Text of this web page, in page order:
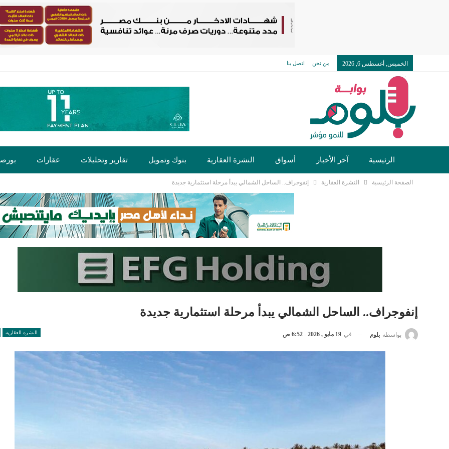
الخميس, أغسطس 6, 2026 من نحن اتصل بنا
الرئيسية آخر الأخبار أسواق النشرة العقارية بنوك وتمويل تقارير وتحليلات عقارات
تكنولوجيا وسيارات دولي مجتمع خدمات
الصفحة الرئيسية النشرة العقارية إنفوجراف.. الساحل الشمالي يبدأ مرحلة استثمارية جديدة
إنفوجراف.. الساحل الشمالي يبدأ مرحلة استثمارية جديدة
النشرة العقارية بواسطة بلوم في 19 مايو , 2026 - 6:52 ص